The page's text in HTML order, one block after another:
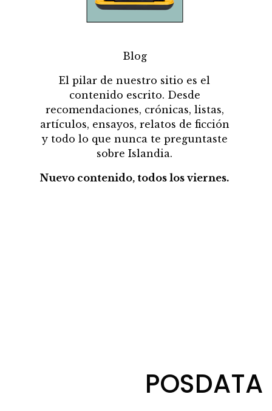
Blog
El pilar de nuestro sitio es el
contenido escrito. Desde
recomendaciones, crónicas, listas,
artículos, ensayos, relatos de ficción
y todo lo que nunca te preguntaste
sobre Islandia.
Nuevo contenido, todos los viernes.
POSDATA